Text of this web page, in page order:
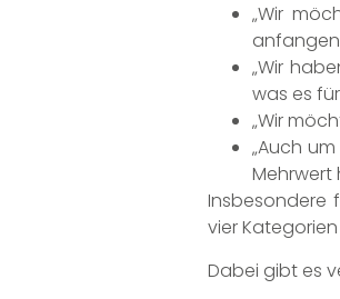
„Wir
anfangen
„Wir
was es
„Wir
„Auch
Mehrwert
Insbesondere
vier
Dabei gibt es